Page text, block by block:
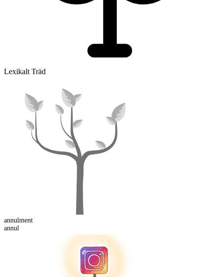
Lexikalt Träd
annulment
annul